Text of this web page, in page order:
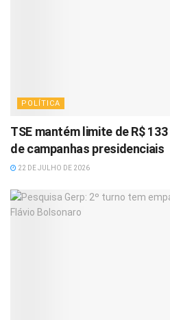
POLÍTICA
TSE mantém limite de R$
de campanhas presidenciais
22 DE JULHO DE 2026